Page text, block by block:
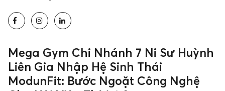
Mega Gym Chi Nhánh 7 Ni Sư Huỳnh
Liên Gia Nhập Hệ Sinh Thái
ModunFit: Bước Ngoặt Công Nghệ